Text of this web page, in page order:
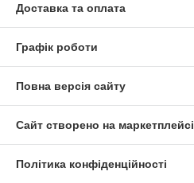
Доставка та оплата
Графік роботи
Повна версія сайту
Сайт створено на маркетплейсі
Політика конфіденційності